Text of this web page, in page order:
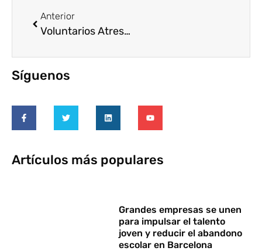
Anterior
Voluntarios Atresmedia: el poder de las sonrisas
Síguenos
Artículos más populares
Grandes empresas se unen
para impulsar el talento
joven y reducir el abandono
escolar en Barcelona